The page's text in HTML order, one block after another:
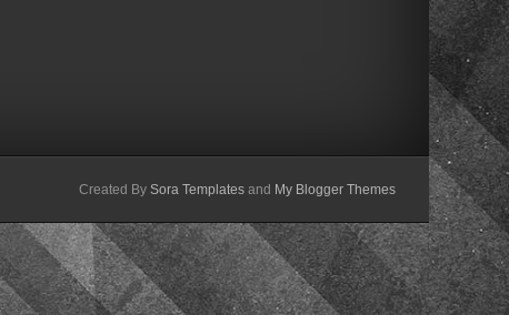
Created By Sora Templates and My Blogger Themes